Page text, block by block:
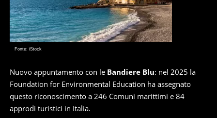
Fonte: iStock
Nuovo appuntamento con le Bandiere Blu: nel 2025 la
Foundation for Environmental Education ha assegnato
questo riconoscimento a 246 Comuni marittimi e 84
approdi turistici in Italia.